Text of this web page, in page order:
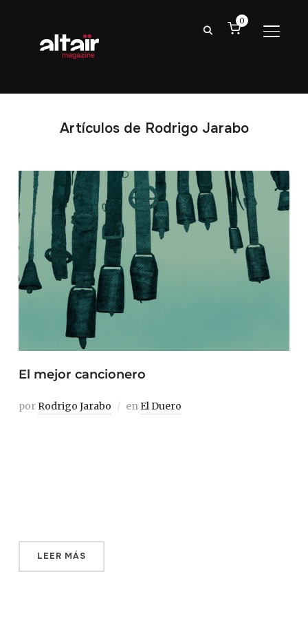
0
Artículos de Rodrigo Jarabo
El mejor cancionero
por Rodrigo Jarabo en El Duero
LEER MÁS